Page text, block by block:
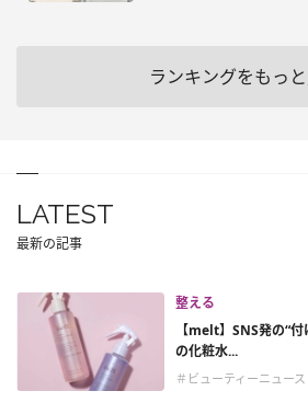
ランキングをもっ
LATEST
最新の記事
整える
【melt】SNS発の“
の化粧水...
＃ビューティーニュース